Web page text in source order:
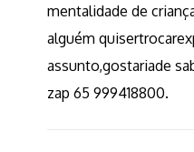
mentalidade de
alguém
assunto,gostariade
zap 65 999418800.